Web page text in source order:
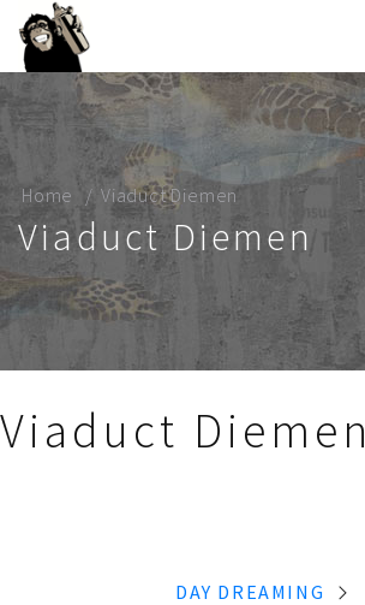
Home Viaduct Diemen
Viaduct Diemen
Viaduct Diemen
DAY DREAMING